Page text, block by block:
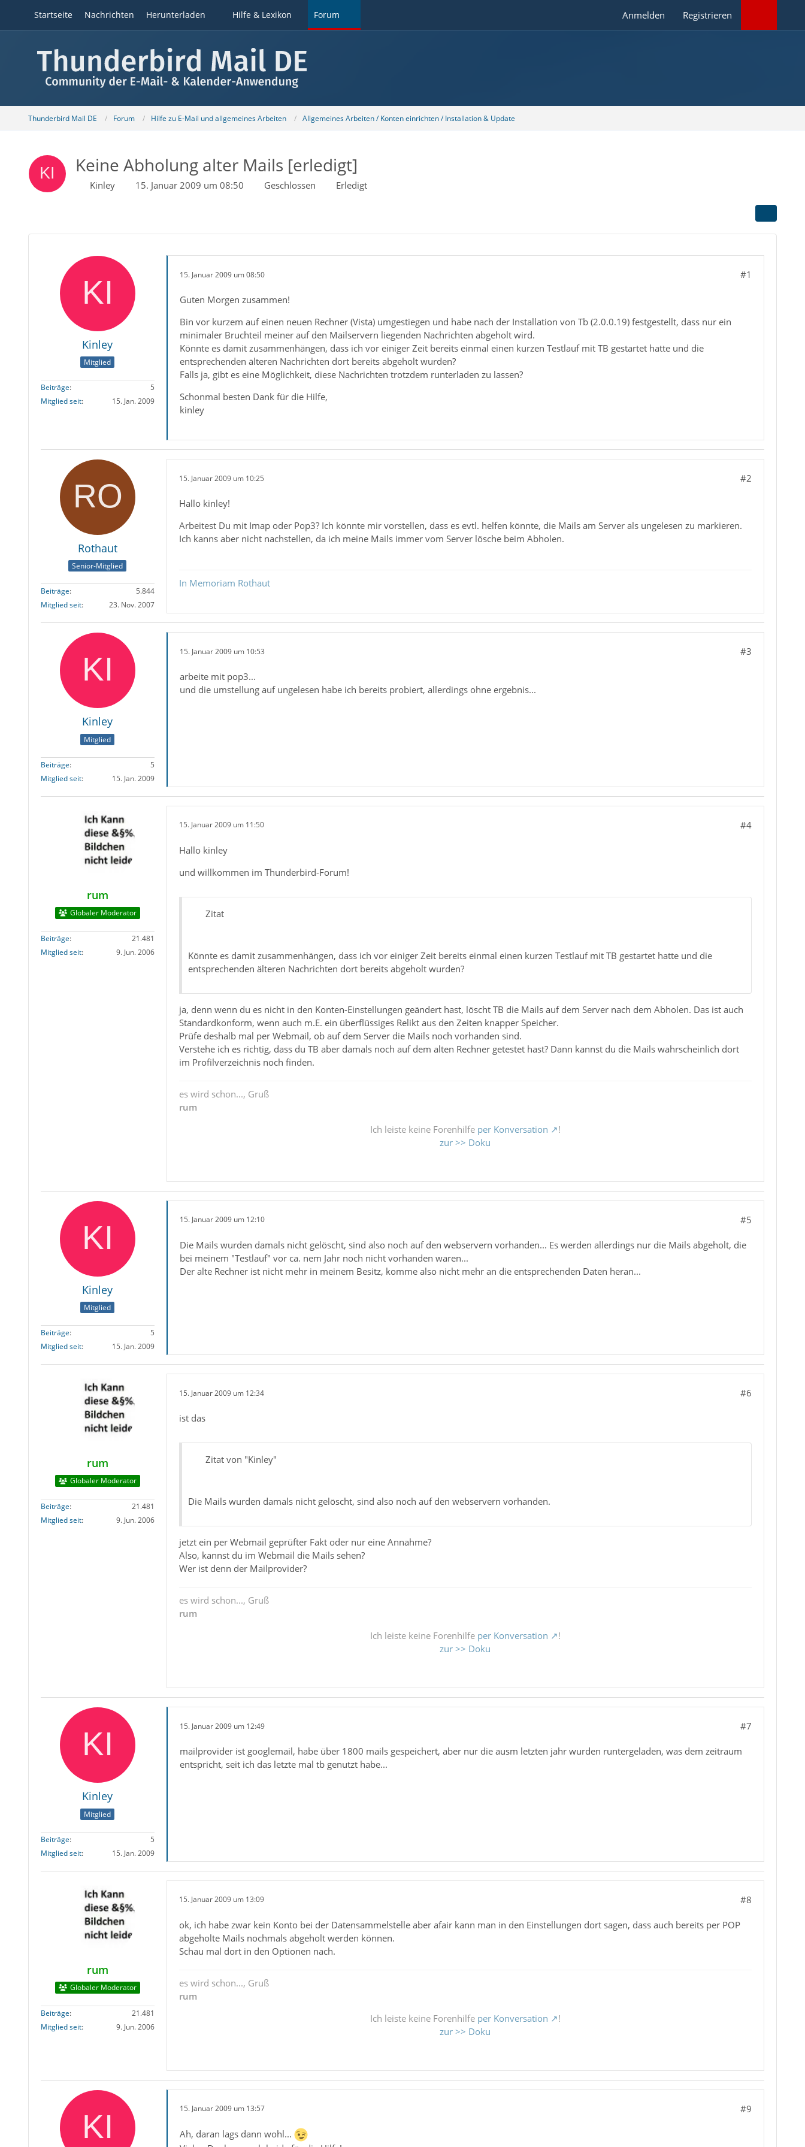
Startseite Nachrichten Herunterladen Hilfe & Lexikon Forum Anmelden Registrieren
Thunderbird Mail DE Forum Hilfe zu E-Mail und allgemeines Arbeiten Allgemeines Arbeiten / Konten einrichten / Installation & Update
Keine Abholung alter Mails [erledigt]
Kinley 15. Januar 2009 um 08:50 Geschlossen Erledigt
Kinley
Mitglied
Beiträge
5
Mitglied seit
15. Jan. 2009
15. Januar 2009 um 08:50 #1
Guten Morgen zusammen!
Bin vor kurzem auf einen neuen Rechner (Vista) umgestiegen und habe nach der Installation von Tb (2.0.0.19) festgestellt, dass nur ein
minimaler Bruchteil meiner auf den Mailservern liegenden Nachrichten abgeholt wird.
Könnte es damit zusammenhängen, dass ich vor einiger Zeit bereits einmal einen kurzen Testlauf mit TB gestartet hatte und die
entsprechenden älteren Nachrichten dort bereits abgeholt wurden?
Falls ja, gibt es eine Möglichkeit, diese Nachrichten trotzdem runterladen zu lassen?
Schonmal besten Dank für die Hilfe,
kinley
Rothaut
Senior-Mitglied
Beiträge
5.844
Mitglied seit
23. Nov. 2007
15. Januar 2009 um 10:25 #2
Hallo kinley!
Arbeitest Du mit Imap oder Pop3? Ich könnte mir vorstellen, dass es evtl. helfen könnte, die Mails am Server als ungelesen zu markieren.
Ich kanns aber nicht nachstellen, da ich meine Mails immer vom Server lösche beim Abholen.
In Memoriam Rothaut
Kinley
Mitglied
Beiträge
5
Mitglied seit
15. Jan. 2009
15. Januar 2009 um 10:53 #3
arbeite mit pop3...
und die umstellung auf ungelesen habe ich bereits probiert, allerdings ohne ergebnis...
rum
Globaler Moderator
Beiträge
21.481
Mitglied seit
9. Jun. 2006
15. Januar 2009 um 11:50 #4
Hallo kinley
und willkommen im Thunderbird-Forum!
Zitat
Könnte es damit zusammenhängen, dass ich vor einiger Zeit bereits einmal einen kurzen Testlauf mit TB gestartet hatte und die
entsprechenden älteren Nachrichten dort bereits abgeholt wurden?
ja, denn wenn du es nicht in den Konten-Einstellungen geändert hast, löscht TB die Mails auf dem Server nach dem Abholen. Das ist auch
Standardkonform, wenn auch m.E. ein überflüssiges Relikt aus den Zeiten knapper Speicher.
Prüfe deshalb mal per Webmail, ob auf dem Server die Mails noch vorhanden sind.
Verstehe ich es richtig, dass du TB aber damals noch auf dem alten Rechner getestet hast? Dann kannst du die Mails wahrscheinlich dort
im Profilverzeichnis noch finden.
es wird schon..., Gruß
rum
Ich leiste keine Forenhilfe per Konversation
!
zur >> Doku
Kinley
Mitglied
Beiträge
5
Mitglied seit
15. Jan. 2009
15. Januar 2009 um 12:10 #5
Die Mails wurden damals nicht gelöscht, sind also noch auf den webservern vorhanden... Es werden allerdings nur die Mails abgeholt, die
bei meinem "Testlauf" vor ca. nem Jahr noch nicht vorhanden waren...
Der alte Rechner ist nicht mehr in meinem Besitz, komme also nicht mehr an die entsprechenden Daten heran...
rum
Globaler Moderator
Beiträge
21.481
Mitglied seit
9. Jun. 2006
15. Januar 2009 um 12:34 #6
ist das
Zitat von "Kinley"
Die Mails wurden damals nicht gelöscht, sind also noch auf den webservern vorhanden.
jetzt ein per Webmail geprüfter Fakt oder nur eine Annahme?
Also, kannst du im Webmail die Mails sehen?
Wer ist denn der Mailprovider?
es wird schon..., Gruß
rum
Ich leiste keine Forenhilfe per Konversation
!
zur >> Doku
Kinley
Mitglied
Beiträge
5
Mitglied seit
15. Jan. 2009
15. Januar 2009 um 12:49 #7
mailprovider ist googlemail, habe über 1800 mails gespeichert, aber nur die ausm letzten jahr wurden runtergeladen, was dem zeitraum
entspricht, seit ich das letzte mal tb genutzt habe...
rum
Globaler Moderator
Beiträge
21.481
Mitglied seit
9. Jun. 2006
15. Januar 2009 um 13:09 #8
ok, ich habe zwar kein Konto bei der Datensammelstelle aber afair kann man in den Einstellungen dort sagen, dass auch bereits per POP
abgeholte Mails nochmals abgeholt werden können.
Schau mal dort in den Optionen nach.
es wird schon..., Gruß
rum
Ich leiste keine Forenhilfe per Konversation
!
zur >> Doku
15. Januar 2009 um 13:57 #9
Ah, daran lags dann wohl...